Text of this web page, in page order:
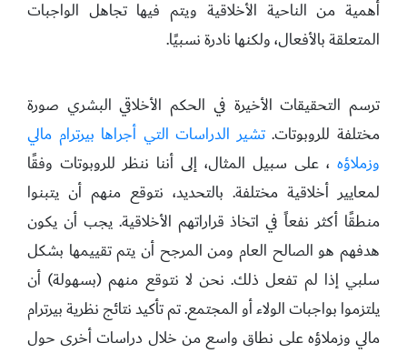
أهمية من الناحية الأخلاقية ويتم فيها تجاهل الواجبات
المتعلقة بالأفعال، ولكنها نادرة نسبيًا.
ترسم التحقيقات الأخيرة في الحكم الأخلاقي البشري صورة
مختلفة للروبوتات.تشير الدراسات التي أجراها بيرترام مالي
وزملاؤه ، على سبيل المثال، إلى أننا ننظر للروبوتات وفقًا
لمعايير أخلاقية مختلفة. بالتحديد، نتوقع منهم أن يتبنوا
منطقًا أكثر نفعاً في اتخاذ قراراتهم الأخلاقية. يجب أن يكون
هدفهم هو الصالح العام ومن المرجح أن يتم تقييمها بشكل
سلبي إذا لم تفعل ذلك. نحن لا نتوقع منهم (بسهولة) أن
يلتزموا بواجبات الولاء أو المجتمع. تم تأكيد نتائج نظرية بيرترام
مالي وزملاؤه على نطاق واسع من خلال دراسات أخرى حول